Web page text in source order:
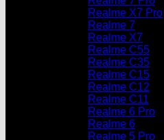
Realme X7 Pro
Realme 7
Realme X7
Realme C55
Realme C35
Realme C15
Realme C12
Realme C11
Realme 6 Pro
Realme 6
Realme 5 Pro